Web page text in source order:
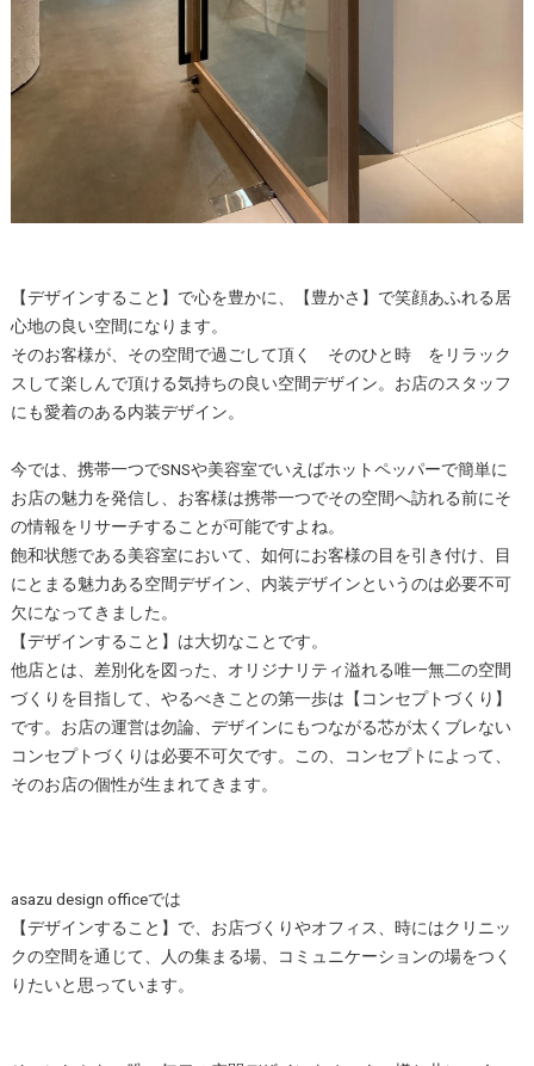
【デザインすること】で心を豊かに、【豊かさ】で笑顔あふれる居
心地の良い空間になります。
そのお客様が、その空間で過ごして頂く そのひと時 をリラック
スして楽しんで頂ける気持ちの良い空間デザイン。お店のスタッフ
にも愛着のある内装デザイン。
今では、携帯一つでSNSや美容室でいえばホットペッパーで簡単に
お店の魅力を発信し、お客様は携帯一つでその空間へ訪れる前にそ
の情報をリサーチすることが可能ですよね。
飽和状態である美容室において、如何にお客様の目を引き付け、目
にとまる魅力ある空間デザイン、内装デザインというのは必要不可
欠になってきました。
【デザインすること】は大切なことです。
他店とは、差別化を図った、オリジナリティ溢れる唯一無二の空間
づくりを目指して、やるべきことの第一歩は【コンセプトづくり】
です。お店の運営は勿論、デザインにもつながる芯が太くブレない
コンセプトづくりは必要不可欠です。この、コンセプトによって、
そのお店の個性が生まれてきます。
asazu design officeでは
【デザインすること】で、お店づくりやオフィス、時にはクリニッ
クの空間を通じて、人の集まる場、コミュニケーションの場をつく
りたいと思っています。